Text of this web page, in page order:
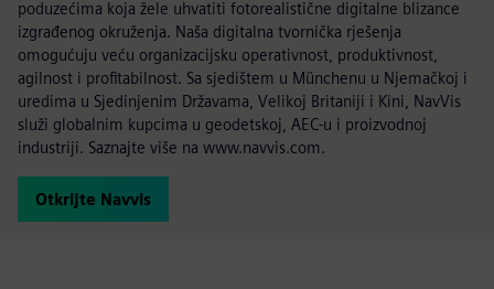
poduzećima koja žele uhvatiti fotorealistične digitalne blizance
izgrađenog okruženja. Naša digitalna tvornička rješenja
omogućuju veću organizacijsku operativnost, produktivnost,
agilnost i profitabilnost. Sa sjedištem u Münchenu u Njemačkoj i
uredima u Sjedinjenim Državama, Velikoj Britaniji i Kini, NavVis
služi globalnim kupcima u geodetskoj, AEC-u i proizvodnoj
industriji. Saznajte više na www.navvis.com.
Otkrijte Navvis